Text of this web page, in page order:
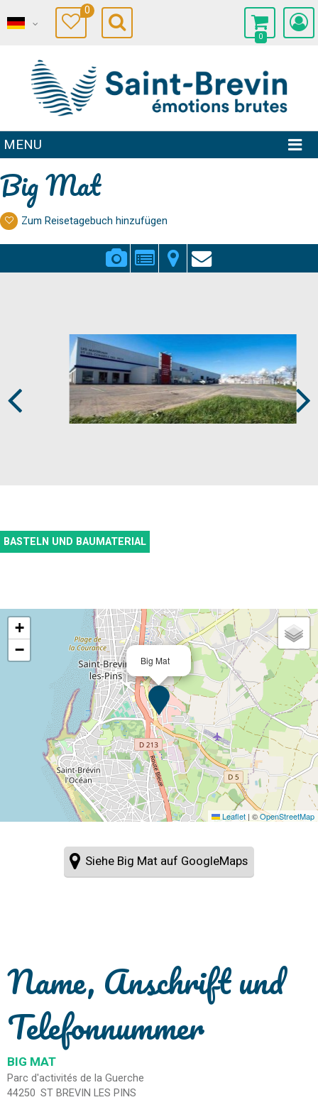
0
0
MENU
Big Mat
Zum Reisetagebuch hinzufügen
Next
BASTELN UND BAUMATERIAL
Big Mat
+
−
Leaflet | ©OpenStreetMap
Siehe Big Mat auf GoogleMaps
Name, Anschrift und
Telefonnummer
BIG MAT
Parc d'activités de la Guerche
44250 ST BREVIN LES PINS